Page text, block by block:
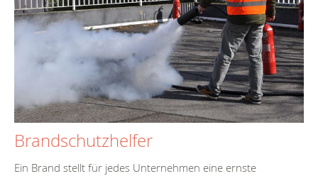
Brandschutzhelfer
Ein Brand stellt für jedes Unternehmen eine ernste